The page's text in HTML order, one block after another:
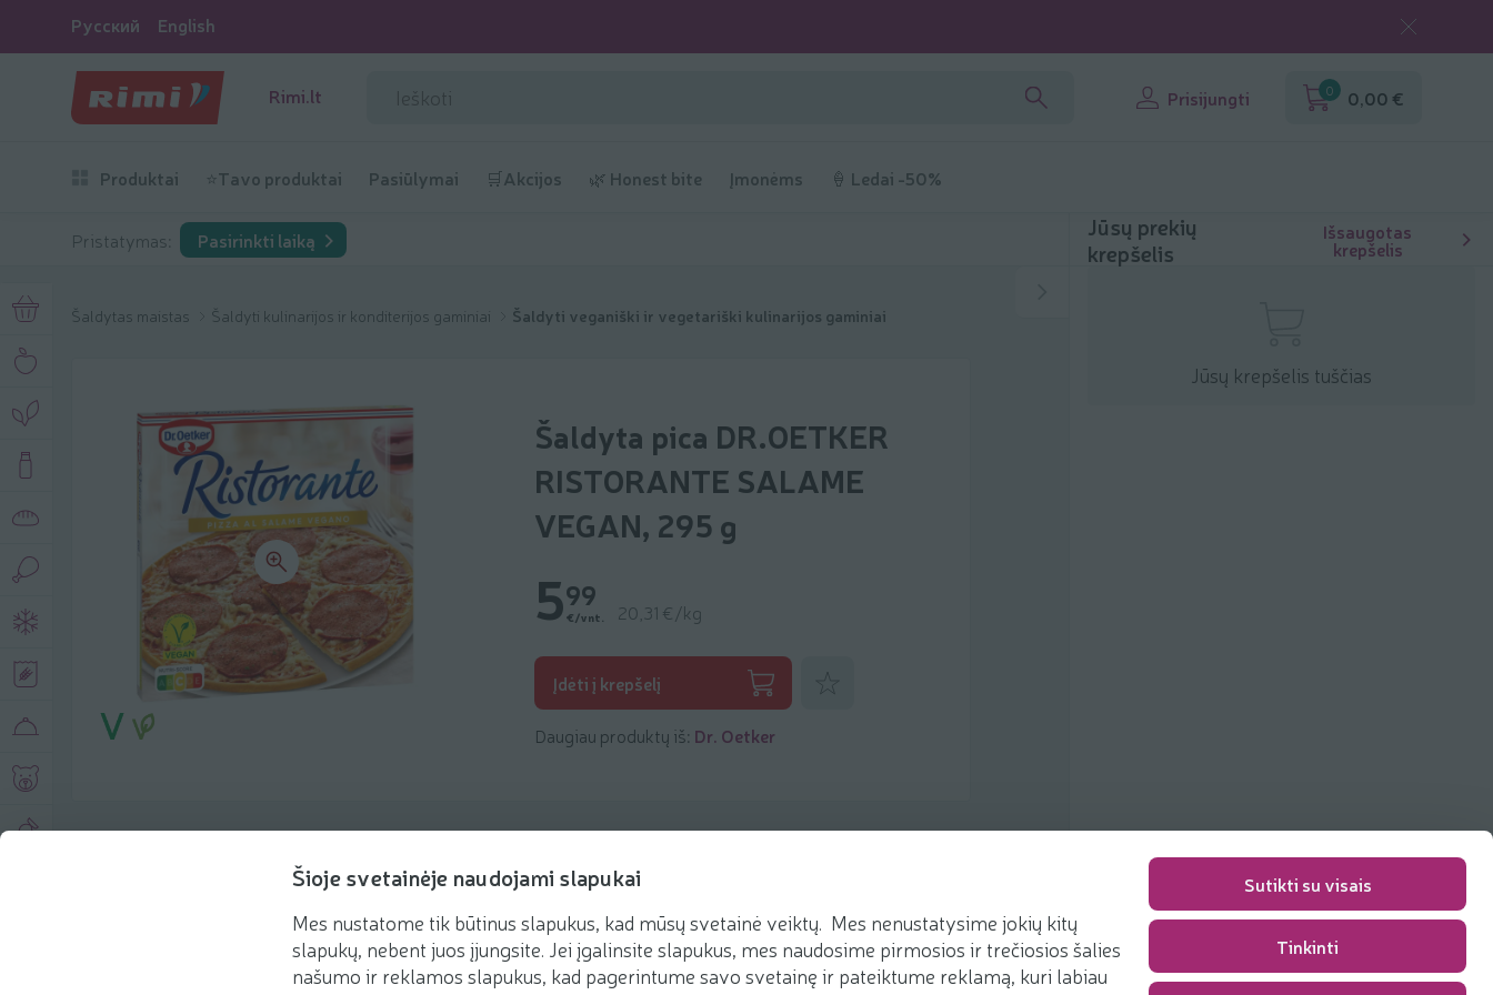
Šioje svetainėje naudojami slapukai
Mes nustatome tik būtinus slapukus, kad mūsų svetainė veiktų. Mes nenustatysime jokių kitų
slapukų, nebent juos įjungsite. Jei įgalinsite slapukus, mes naudosime pirmosios ir trečiosios šalies
našumo ir reklamos slapukus, kad pagerintume savo svetainę ir pateiktume reklamą, kuri labiau
Sutikti su visais
Tinkinti
Русский English
Rimi.lt Prisijungti 0 0,00 €
Produktai ⭐Tavo produktai Pasiūlymai 🛒Akcijos 🌿 Honest bite Įmonėms 🍦 Ledai -50%
Pristatymas: Pasirinkti laiką
Šaldytas maistas Šaldyti kulinarijos ir konditerijos gaminiai Šaldyti veganiški ir vegetariški kulinarijos gaminiai
Šaldyta pica DR.OETKER
RISTORANTE SALAME
VEGAN, 295 g
599
€/vnt. 20,31 €/kg
Įdėti į krepšelį
Daugiau produktų iš: Dr. Oetker
Produkto aprašymas
Rekomenduojame Receptai
Jūsų prekių
krepšelis
Išsaugotas
krepšelis
Jūsų krepšelis tuščias
Pakavimo mokestis 0,00 €